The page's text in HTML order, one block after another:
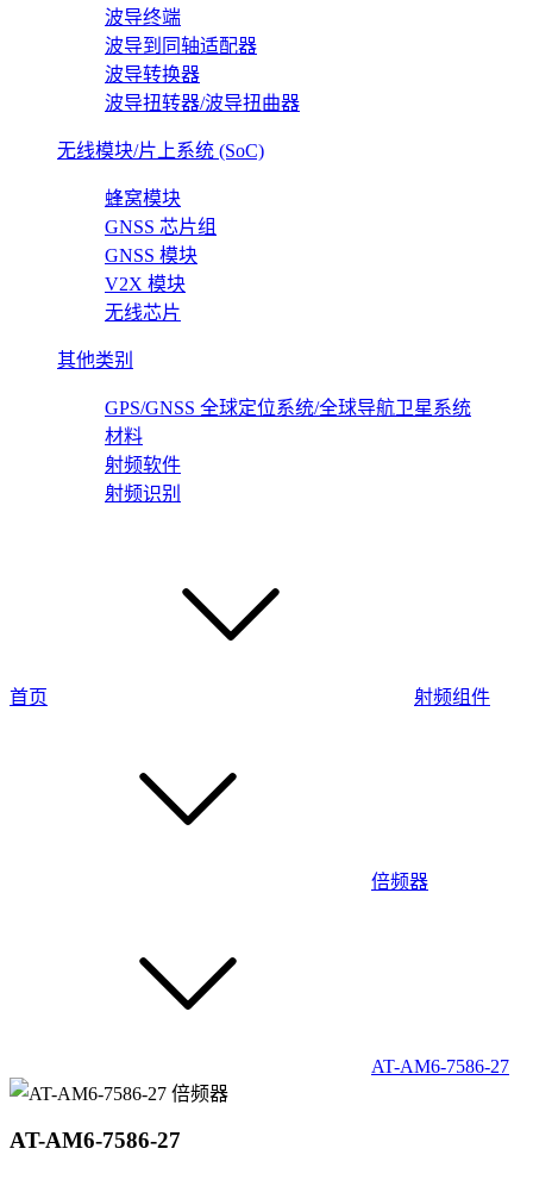
波导终端
波导到同轴适配器
波导转换器
波导扭转器/波导扭曲器
无线模块/片上系统 (SoC)
蜂窝模块
GNSS 芯片组
GNSS 模块
V2X 模块
无线芯片
其他类别
GPS/GNSS 全球定位系统/全球导航卫星系统
材料
射频软件
射频识别
首页 射频组件
倍频器
AT-AM6-7586-27
AT-AM6-7586-27